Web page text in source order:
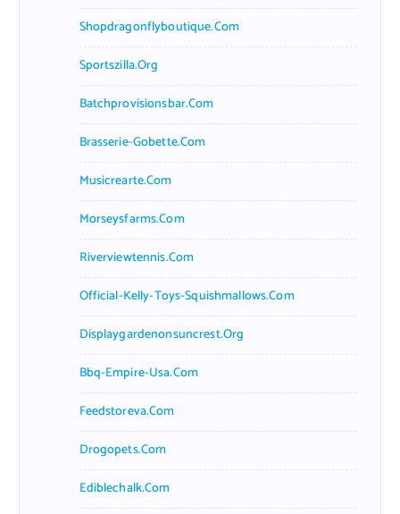
Shopdragonflyboutique.com
Sportszilla.org
Batchprovisionsbar.com
Brasserie-Gobette.com
Musicrearte.com
Morseysfarms.com
Riverviewtennis.com
Official-Kelly-Toys-Squishmallows.com
Displaygardenonsuncrest.org
Bbq-Empire-Usa.com
Feedstoreva.com
Drogopets.com
Ediblechalk.com